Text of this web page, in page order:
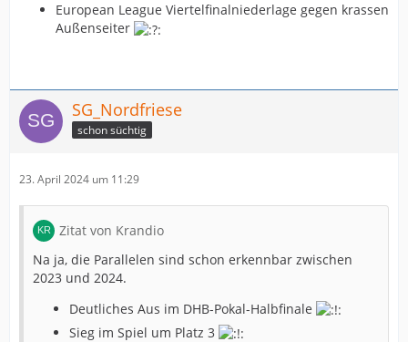
European League Viertelfinalniederlage gegen krassen
Außenseiter
SG_Nordfriese
schon süchtig
23. April 2024 um 11:29
Zitat von Krandio
Na ja, die Parallelen sind schon erkennbar zwischen
2023 und 2024.
Deutliches Aus im DHB-Pokal-Halbfinale
Sieg im Spiel um Platz 3